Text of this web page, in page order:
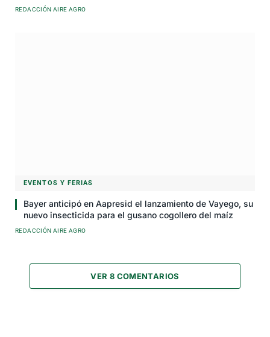
REDACCIÓN AIRE AGRO
EVENTOS Y FERIAS
Bayer anticipó en Aapresid el lanzamiento de Vayego, su
nuevo insecticida para el gusano cogollero del maíz
REDACCIÓN AIRE AGRO
VER 8 COMENTARIOS